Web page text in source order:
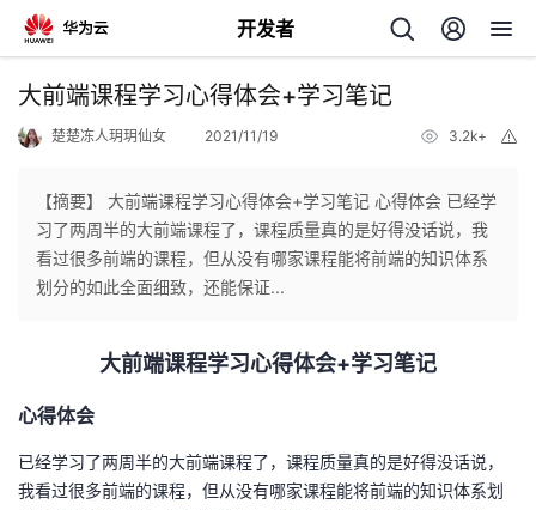
开发者
返
个
主
页
的
开
大前端课程学习心得体会+学习笔记
楚楚冻人玥玥仙女 2021/11/19 3.2k+
【摘要】 大前端课程学习心得体会+学习笔记 心得体会 已经学
习了两周半的大前端课程了，课程质量真的是好得没话说，我
看过很多前端的课程，但从没有哪家课程能将前端的知识体系
划分的如此全面细致，还能保证...
大前端课程学习心得体会+学习笔记
心得体会
已经学习了两周半的大前端课程了，课程质量真的是好得没话说，
我看过很多前端的课程，但从没有哪家课程能将前端的知识体系划